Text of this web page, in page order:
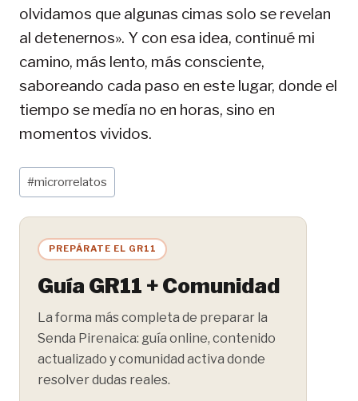
olvidamos que algunas cimas solo se revelan
al detenernos». Y con esa idea, continué mi
camino, más lento, más consciente,
saboreando cada paso en este lugar, donde el
tiempo se medía no en horas, sino en
momentos vividos.
Etiquetas
de
la
entrada:
#microrrelatos
PREPÁRATE EL GR11
Guía GR11 + Comunidad
La forma más completa de preparar la
Senda Pirenaica: guía online, contenido
actualizado y comunidad activa donde
resolver dudas reales.